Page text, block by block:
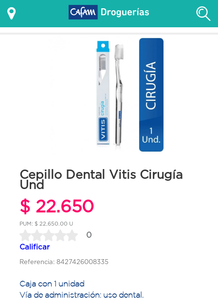
Cepillo Dental Vitis Cirugía
Und
$ 22.650
PUM: $ 22,650.00 U
0
Calificar
Referencia: 8427426008335
Caja con 1 unidad
Vía de administración: uso dental.